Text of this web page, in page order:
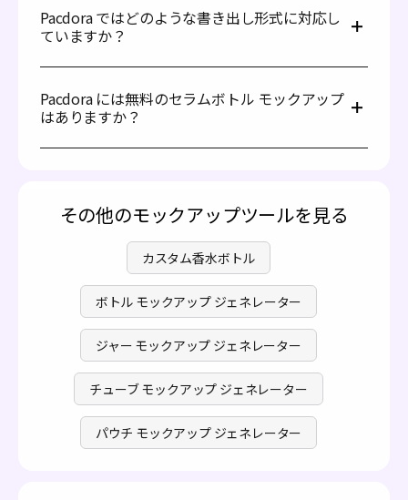
選び、1 滴ごとにラグジュアリーさと精度を演出しましょ
う。
なカラーがあります。ビタミン C のような光に敏感なセラ
ムには、アンバーボトルが最適です。紫外線を遮り、処方
の安定性を保つのに役立ちます。一方、セラム自体の色や
Pacdora ではどのような書き出し形式に対応し
ていますか？
ンクなど、複数の書き出し形式に対応しています。
JPG/PNG 画像は、あらゆるデジタルプラットフォームで
美しく表示できるシャープなビジュアルを提供します。
Pacdora には無料のセラムボトル モックアップ
はありますか？
能も用意しています。詳しくは、料金ページ をご覧くださ
い。その他のモックアップツールを見る
カスタム香水ボトル
ボトル モックアップ ジェネレーター
ジャー モックアップ ジェネレーター
チューブ モックアップ ジェネレーター
パウチ モックアップ ジェネレーター